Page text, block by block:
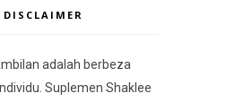
DISCLAIMER
adalah berbeza
Suplemen Shaklee